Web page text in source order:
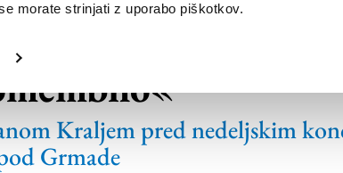
morate strinjati z uporabo piškotkov.
je za našo
Kraljem pred nedeljskim
Grmade